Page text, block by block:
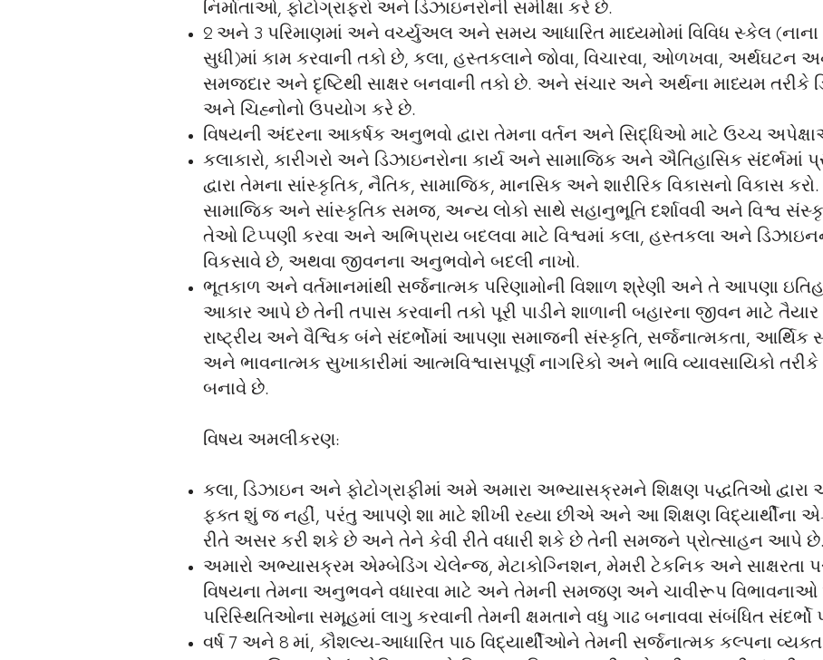
નિર્માતાઓ, ફોટોગ્રાફરો અને ડિઝાઇનરોની સમીક્ષા કરે છે.
2 અને 3 પરિમાણમાં અને વર્ચ્યુઅલ અને સમય આધારિત માધ્યમોમાં વિવિધ સ્કેલ (નાના
સુધી)માં કામ કરવાની તકો છે, કલા, હસ્તકલાને જોવા, વિચારવા, ઓળખવા, અર્થઘટન અને
સમજદાર અને દૃષ્ટિથી સાક્ષર બનવાની તકો છે. અને સંચાર અને અર્થના માધ્યમ તરીકે
અને ચિહ્નોનો ઉપયોગ કરે છે.
વિષયની અંદરના આકર્ષક અનુભવો દ્વારા તેમના વર્તન અને સિદ્ધિઓ માટે ઉચ્ચ
કલાકારો, કારીગરો અને ડિઝાઇનરોના કાર્ય અને સામાજિક અને ઐતિહાસિક સંદર્ભમાં
દ્વારા તેમના સાંસ્કૃતિક, નૈતિક, સામાજિક, માનસિક અને શારીરિક વિકાસનો વિકાસ
સામાજિક અને સાંસ્કૃતિક સમજ, અન્ય લોકો સાથે સહાનુભૂતિ દર્શાવવી અને વિશ્વ
તેઓ ટિપ્પણી કરવા અને અભિપ્રાય બદલવા માટે વિશ્વમાં કલા, હસ્તકલા અને
વિકસાવે છે, અથવા જીવનના અનુભવોને બદલી નાખો.
ભૂતકાળ અને વર્તમાનમાંથી સર્જનાત્મક પરિણામોની વિશાળ શ્રેણી અને તે આપણા
આકાર આપે છે તેની તપાસ કરવાની તકો પૂરી પાડીને શાળાની બહારના જીવન માટે તૈયાર
રાષ્ટ્રીય અને વૈશ્વિક બંને સંદર્ભોમાં આપણા સમાજની સંસ્કૃતિ, સર્જનાત્મકતા, આર્થિક
અને ભાવનાત્મક સુખાકારીમાં આત્મવિશ્વાસપૂર્ણ નાગરિકો અને ભાવિ વ્યાવસાયિકો
બનાવે છે.
વિષય અમલીકરણ:
કલા, ડિઝાઇન અને ફોટોગ્રાફીમાં અમે અમારા અભ્યાસક્રમને શિક્ષણ પદ્ધતિઓ
ફક્ત શું જ નહીં, પરંતુ આપણે શા માટે શીખી રહ્યા છીએ અને આ શિક્ષણ વિદ્યાર્થીના
રીતે અસર કરી શકે છે અને તેને કેવી રીતે વધારી શકે છે તેની સમજને પ્રોત્સાહન આપે છે.
અમારો અભ્યાસક્રમ એમ્બેડિંગ ચેલેન્જ, મેટાકોગ્નિશન, મેમરી ટેકનિક અને સાક્ષરતા
વિષયના તેમના અનુભવને વધારવા માટે અને તેમની સમજણ અને ચાવીરૂપ વિભાવનાઓ
પરિસ્થિતિઓના સમૂહમાં લાગુ કરવાની તેમની ક્ષમતાને વધુ ગાઢ બનાવવા સંબંધિત સંદર્ભો
વર્ષ 7 અને 8 માં, કૌશલ્ય-આધારિત પાઠ વિદ્યાર્થીઓને તેમની સર્જનાત્મક કલ્પના